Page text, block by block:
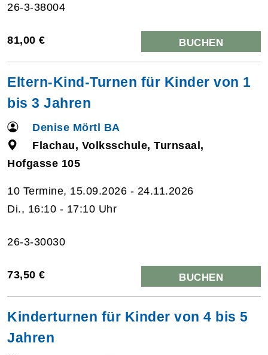
26-3-38004
81,00 € BUCHEN
Eltern-Kind-Turnen für Kinder von 1
bis 3 Jahren
Denise Mörtl BA
Flachau, Volksschule, Turnsaal,
Hofgasse 105
10 Termine, 15.09.2026 - 24.11.2026
Di., 16:10 - 17:10 Uhr
26-3-30030
73,50 € BUCHEN
Kinderturnen für Kinder von 4 bis 5
Jahren